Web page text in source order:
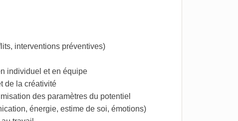
interventions préventives)
individuel et en équipe
de la créativité
des paramètres du potentiel
énergie, estime de soi, émotions)